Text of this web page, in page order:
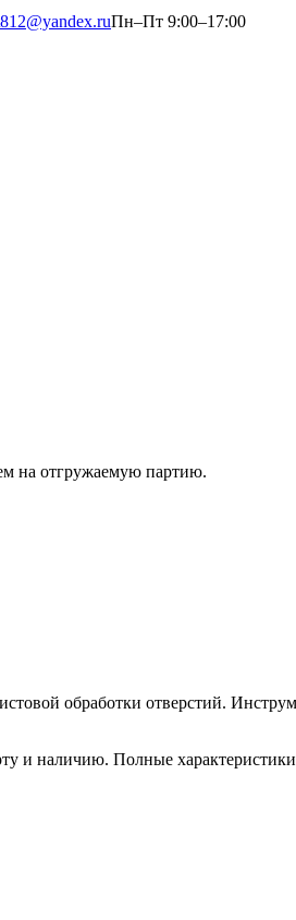
Пн–Пт 9:00–17:00
на отгружаемую партию.
обработки отверстий.
и наличию. Полные